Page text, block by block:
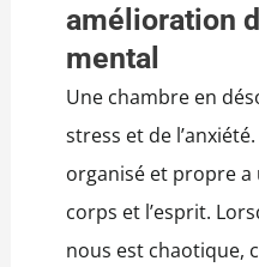
amélioration
mental
Une chambre en
stress et de
organisé et propre
corps et l’esprit.
nous est chaotique,